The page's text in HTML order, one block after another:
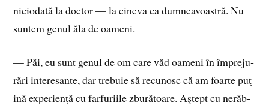
nici­o­da­tă la doc­tor — la ci­ne­va ca dum­nea­voas­tră. Nu
sun­tem ge­nul ăla de oa­meni.
— Păi, eu sunt ge­nul de om care văd oa­meni în îm­pre­ju­
rări in­te­re­san­te, dar tre­buie să re­cu­nosc că am foar­te pu­ţ
i­nă ex­pe­rien­ţă cu far­fu­ri­i­le zbu­ră­toa­re. Aş­tept cu ne­răb­